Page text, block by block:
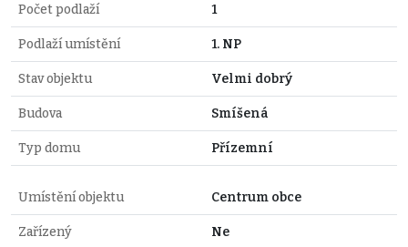
Počet podlaží 1
Podlaží umístění 1. NP
Stav objektu Velmi dobrý
Budova Smíšená
Typ domu Přízemní
Umístění objektu Centrum obce
Zařízený Ne